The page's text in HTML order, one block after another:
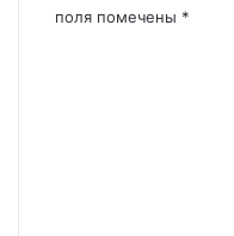
поля помечены *